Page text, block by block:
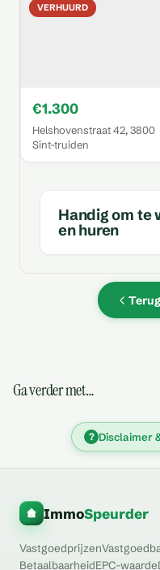
VERHUURD
€1.300
Helshovenstraat 42, 3800
Sint-truiden
Handig om te
en huren
Ga verder met…
? Disclaimer
ImmoSpeurder
Vastgoedprijzen
BetaalbaarheidEPC-waarde